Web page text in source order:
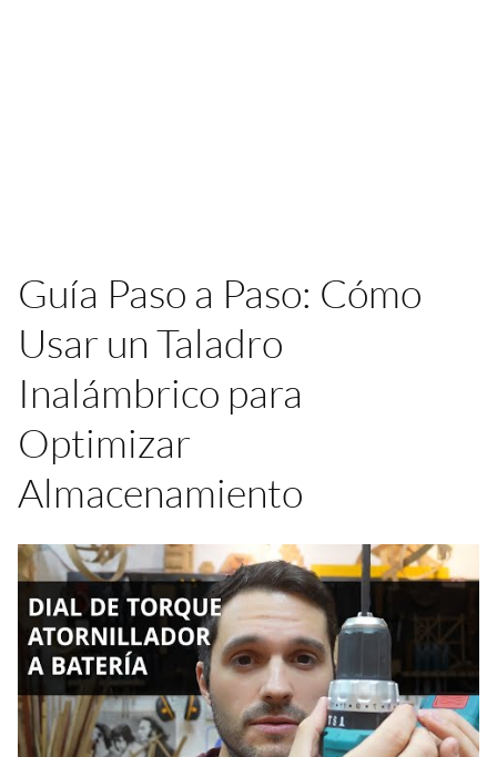
Guía Paso a Paso: Cómo
Usar un Taladro
Inalámbrico para
Optimizar
Almacenamiento